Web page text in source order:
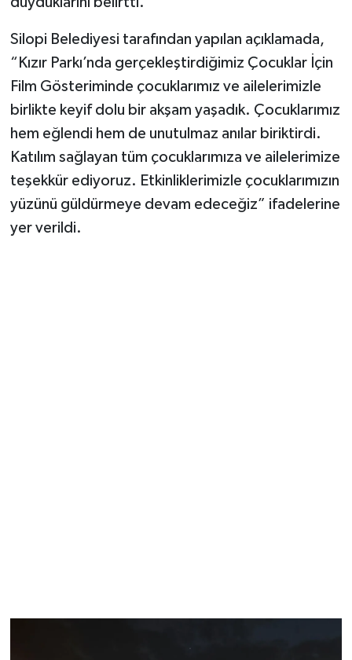
Silopi Belediyesi tarafından yapılan açıklamada,
“Kızır Parkı’nda gerçekleştirdiğimiz Çocuklar İçin
Film Gösteriminde çocuklarımız ve ailelerimizle
birlikte keyif dolu bir akşam yaşadık. Çocuklarımız
hem eğlendi hem de unutulmaz anılar biriktirdi.
Katılım sağlayan tüm çocuklarımıza ve ailelerimize
teşekkür ediyoruz. Etkinliklerimizle çocuklarımızın
yüzünü güldürmeye devam edeceğiz” ifadelerine
yer verildi.